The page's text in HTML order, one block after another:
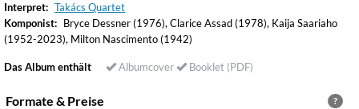
Interpret: Takács Quartet
Komponist: Bryce Dessner (1976), Clarice Assad (1978), Kaija Saariaho
(1952-2023), Milton Nascimento (1942)
Das Album enthält Albumcover Booklet (PDF)
?
Formate & Preise